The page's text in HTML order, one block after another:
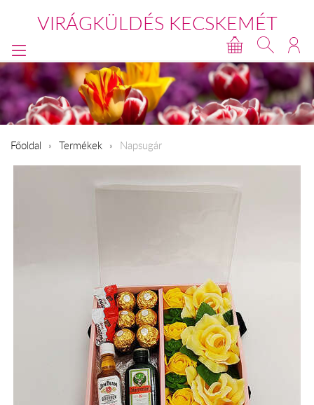
VIRÁGKÜLDÉS KECSKEMÉT
Főoldal Termékek Napsugár